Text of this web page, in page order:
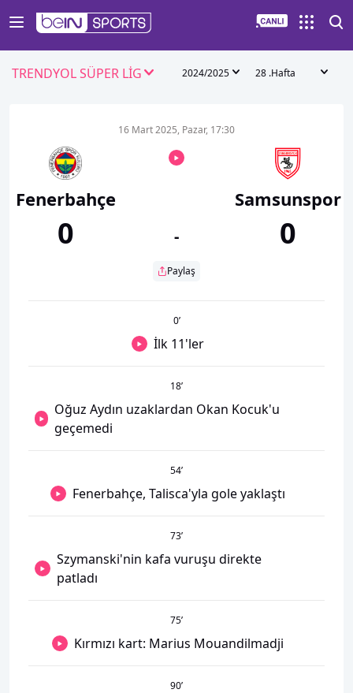
TRENDYOL SÜPER LİG 2024/2025 28 .Hafta
Fenerbahçe
0
16 Mart 2025, Pazar, 17:30
-
Paylaş
Samsunspor
0
0’
İlk 11'ler
18’
Oğuz Aydın uzaklardan Okan Kocuk'u
geçemedi
54’
Fenerbahçe, Talisca'yla gole yaklaştı
73’
Szymanski'nin kafa vuruşu direkte
patladı
75’
Kırmızı kart: Marius Mouandilmadji
90’